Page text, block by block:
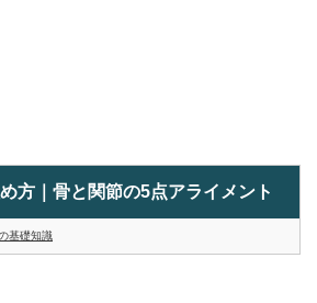
方｜骨と関節の5点アライメント
基礎知識